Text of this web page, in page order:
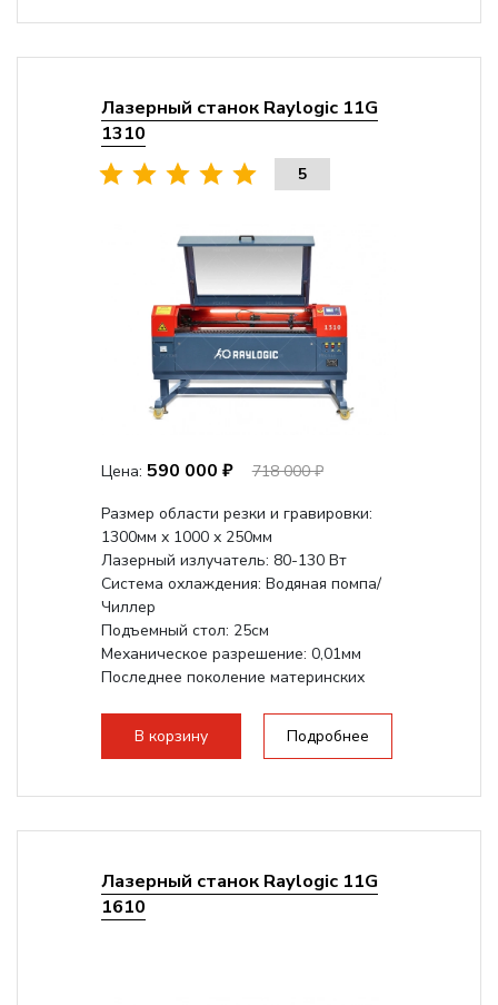
Лазерный станок Raylogic 11G
1310
5
Цена: 590 000 ₽
718 000 ₽
Размер области резки и гравировки:
1300мм х 1000 х 250мм
Лазерный излучатель: 80-130 Вт
Система охлаждения: Водяная помпа/
Чиллер
Подъемный стол: 25см
Механическое разрешение: 0,01мм
Последнее поколение материнских
В корзину Подробнее
Лазерный станок Raylogic 11G
1610